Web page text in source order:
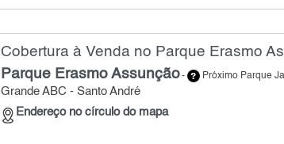
Cobertura à Venda no Parque Erasmo
Parque Erasmo Assunção- Próximo Parque
Grande ABC - Santo André
Endereço no círculo do mapa